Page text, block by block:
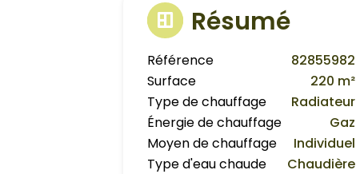
Résumé
Référence
82855982
Surface
220 m²
Type de chauffage
Radiateur
Énergie de chauffage
Gaz
Moyen de chauffage
Individuel
Type d'eau chaude
Chaudière